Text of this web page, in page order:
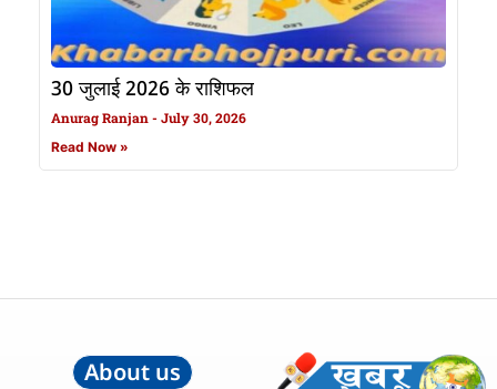
30 जुलाई 2026 के राशिफल
Anurag Ranjan July 30, 2026
Read Now »
About us